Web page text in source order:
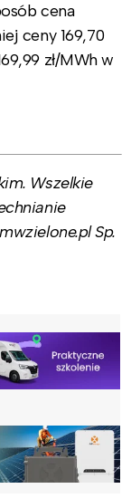
cena
ceny 169,70
zł/MWh w
Wszelkie
Sp.